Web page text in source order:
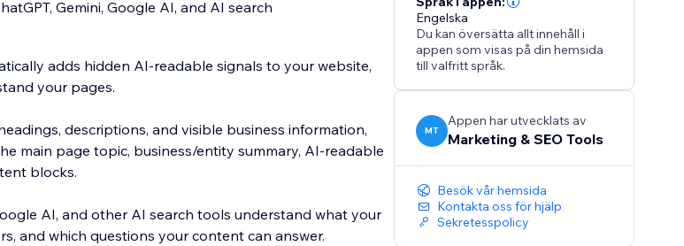
Gemini, Google AI, and AI search
adds hidden AI-readable signals to your website,
your pages.
descriptions, and visible business information,
main page topic, business/entity summary, AI-readable
blocks.
AI, and other AI search tools understand what your
and which questions your content can answer.
Engelska
Du kan översätta allt innehåll i
appen som visas på din hemsida
till valfritt språk.
MT
Appen har utvecklats av
Marketing & SEO Tools
Besök vår hemsida
Kontakta oss för hjälp
Sekretesspolicy